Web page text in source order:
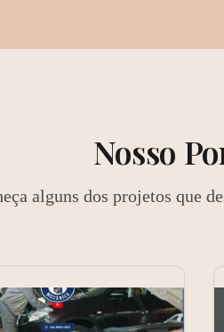
Nosso
alguns dos projetos que